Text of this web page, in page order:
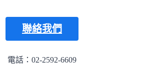
聯絡我們
電話：02-2592-6609